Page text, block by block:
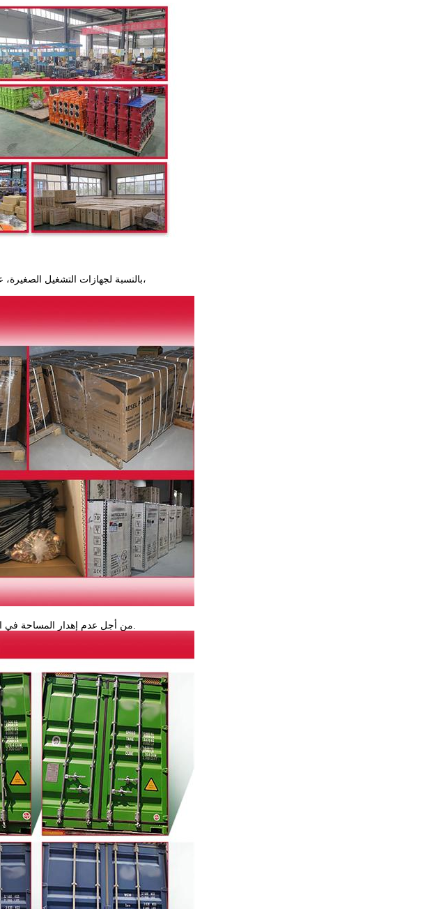
بالنسبة لجهازات التشغيل الصغيرة، عادةً ما نستخدم إطار فولاذي في الداخل و كرتونات خارجية للتعبئة،